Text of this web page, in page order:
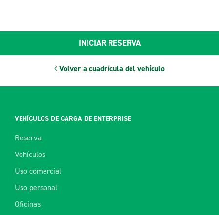
Volver a cuadrícula del vehículo
INICIAR RESERVA
VEHÍCULOS DE CARGA DE ENTERPRISE
Reserva
Vehículos
Uso comercial
Uso personal
Oficinas